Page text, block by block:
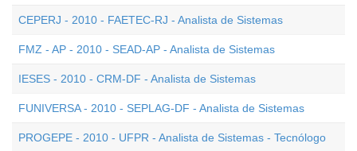
CEPERJ - 2010 - FAETEC-RJ - Analista de Sistemas
FMZ - AP - 2010 - SEAD-AP - Analista de Sistemas
IESES - 2010 - CRM-DF - Analista de Sistemas
FUNIVERSA - 2010 - SEPLAG-DF - Analista de Sistemas
PROGEPE - 2010 - UFPR - Analista de Sistemas - Tecnólogo